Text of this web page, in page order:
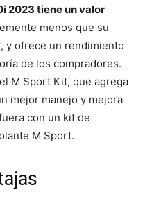
2023 tiene un valor
menos que su
y ofrece un rendimiento
de los compradores.
M Sport Kit, que agrega
mejor manejo y mejora
con un kit de
M Sport.